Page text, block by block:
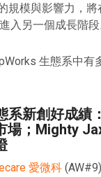
規模與影響力，將
入另一個成長階段
生態系中有
系新創好成績
場；Mighty
愛微科